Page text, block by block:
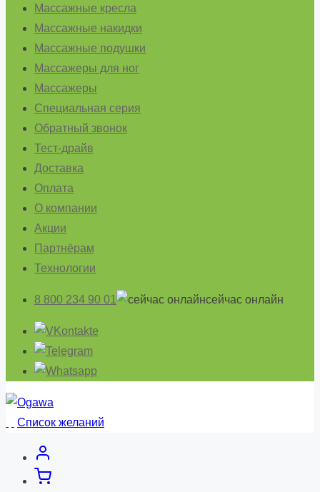
Массажные кресла
Массажные накидки
Массажные подушки
Массажеры для ног
Массажеры
Специальная серия
Обратный звонок
Тест-драйв
Доставка
Оплата
О компании
Акции
Партнёрам
Технологии
8 800 234 90 01 cейчас онлайн
Список желаний